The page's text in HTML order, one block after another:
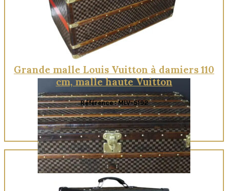
Grande malle Louis Vuitton à damiers 110
cm, malle haute Vuitton
Référence : MLV-5192